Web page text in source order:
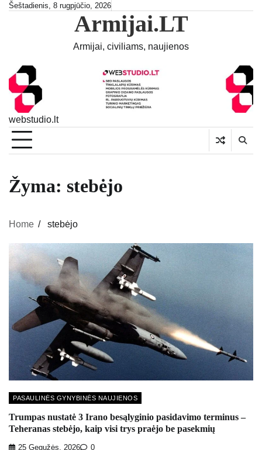
SkipŠeštadienis, 8 rugpjūčio, 2026
Armijai.LT
Armijai, civiliams, naujienos
webstudio.lt
Žyma: stebėjo
Home stebėjo
PASAULINĖS GYNYBINĖS NAUJIENOS
Trumpas nustatė 3 Irano besąlyginio pasidavimo terminus –
Teheranas stebėjo, kaip visi trys praėjo be pasekmių
25 Gegužės, 2026 0